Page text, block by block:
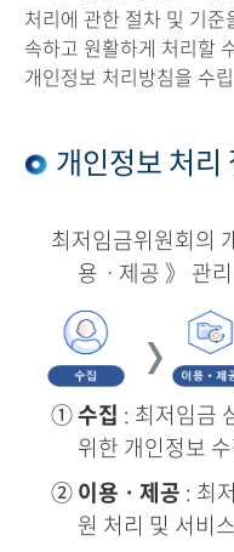
처리에 관한 절차 및 기
속하고 원활하게 처리할
개인정보 처리방침을 수
개인정보 처리
최저임금위원회의
용ㆍ제공 》 관
①수집 : 최저임금
위한 개인정보
② 이용ㆍ제공 : 최
원 처리 및 서비